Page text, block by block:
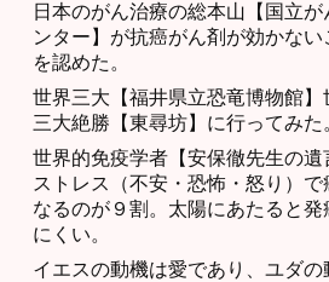
日本のがん治療の総本山【国立が
ンター】が抗癌がん剤が効かない
を認めた。
世界三大【福井県立恐竜博物館】
三大絶勝【東尋坊】に行ってみた
世界的免疫学者【安保徹先生の遺
ストレス（不安・恐怖・怒り）で
なるのが９割。太陽にあたると発
にくい。
イエスの動機は愛であり、ユダの